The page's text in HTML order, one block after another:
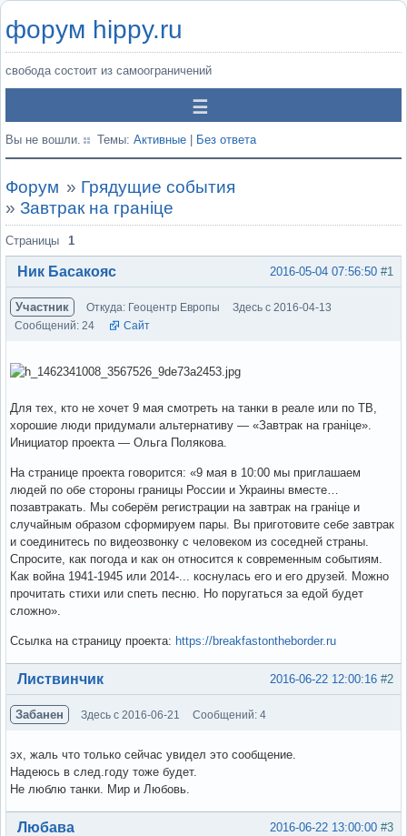
форум hippy.ru
свобода состоит из самоограничений
Вы не вошли. Темы: Активные Без ответа
Форум » Грядущие события
» Завтрак на гранiце
Страницы 1
#1
2016-05-04 07:56:50
Ник Басакояс
Участник Откуда: Геоцентр Европы
Здесь с 2016-04-13
Сообщений: 24
Сайт
Для тех, кто не хочет 9 мая смотреть на танки в реале или по ТВ,
хорошие люди придумали альтернативу — «Завтрак на гранiце».
Инициатор проекта — Ольга Полякова.
На странице проекта говорится: «9 мая в 10:00 мы приглашаем
людей по обе стороны границы России и Украины вместе…
позавтракать. Мы соберём регистрации на завтрак на гранiце и
случайным образом сформируем пары. Вы приготовите себе завтрак
и соединитесь по видеозвонку с человеком из соседней страны.
Спросите, как погода и как он относится к современным событиям.
Как война 1941-1945 или 2014-... коснулась его и его друзей. Можно
прочитать стихи или спеть песню. Но поругаться за едой будет
сложно».
Ссылка на страницу проекта: https://breakfastontheborder.ru
Вне форума #2
2016-06-22 12:00:16
Листвинчик
Забанен Здесь с 2016-06-21 Сообщений: 4
эх, жаль что только сейчас увидел это сообщение.
Надеюсь в след.году тоже будет.
Не люблю танки. Мир и Любовь.
Вне форума #3
2016-06-22 13:00:00
Любава